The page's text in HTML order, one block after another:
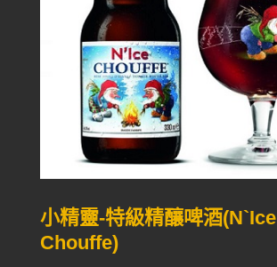
小精靈-特級精釀啤酒(N`Ice
Chouffe)